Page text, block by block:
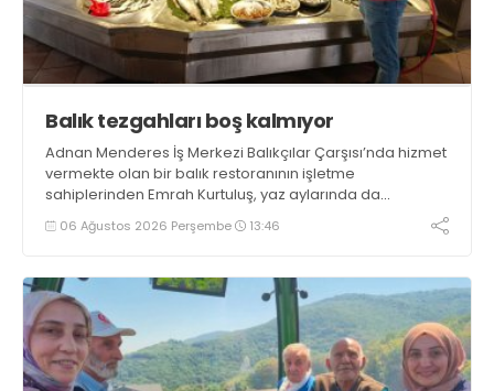
Balık tezgahları boş kalmıyor
Adnan Menderes İş Merkezi Balıkçılar Çarşısı’nda hizmet
vermekte olan bir balık restoranının işletme
sahiplerinden Emrah Kurtuluş, yaz aylarında da
tezgahlarda taze balık bulunduğunu ifade ederek “Yıl
boyunca tezgahlarda taze balık bulmak mümkün
06 Ağustos 2026 Perşembe 13:46